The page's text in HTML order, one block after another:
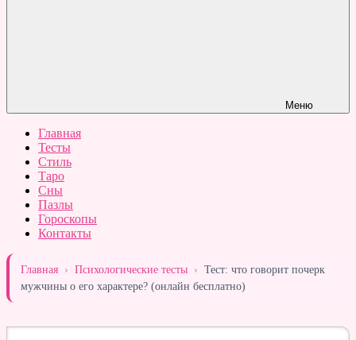
Меню
Главная
Тесты
Стиль
Таро
Сны
Пазлы
Гороскопы
Контакты
Главная › Психологические тесты › Тест: что говорит почерк
мужчины о его характере? (онлайн бесплатно)